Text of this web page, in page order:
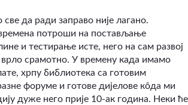
да ради заправо није лагано.
потроши на постављање
и тестирање исте, него на сам развој
врло срамотно. У времену када имамо
хрпу библиотека са готовим
форуме и готове дијелове кôда ми
дуже него прије 10-ак година. Неки ће